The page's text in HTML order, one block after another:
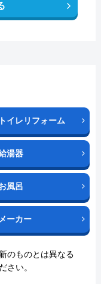
トイレリフォーム
湯器
風呂
メーカー
のものとは異なる
さい。